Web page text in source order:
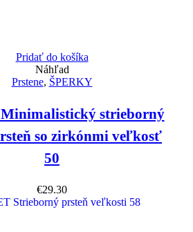
Pridať do košíka
Náhľad
Prstene, ŠPERKY
strieborný
so zirkónmi veľkosť
50
€29.30